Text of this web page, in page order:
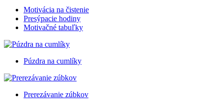
Motivácia na čistenie
Presýpacie hodiny
Motivačné tabuľky
Púzdra na cumlíky
Prerezávanie zúbkov